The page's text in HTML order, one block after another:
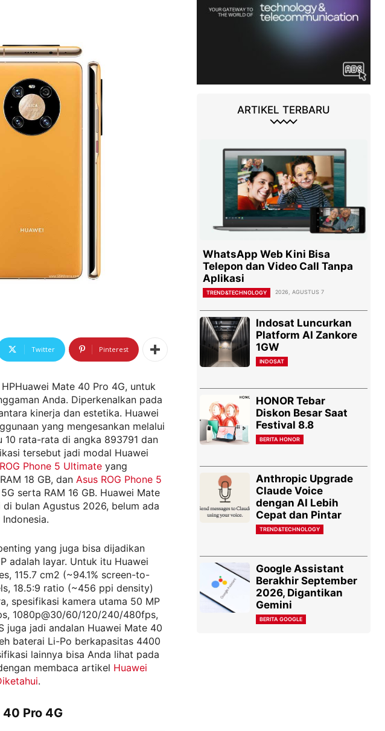
Twitter Pinterest
Mate 40 Pro 4G, untuk
Anda. Diperkenalkan pada
kinerja dan estetika. Huawei
yang mengesankan melalui
rata-rata di angka 893791 dan
tersebut jadi modal Huawei
Phone 5 Ultimate yang
18 GB, dan Asus ROG Phone 5
serta RAM 16 GB. Huawei Mate
bulan Agustus 2026, belum ada
yang juga bisa dijadikan
adalah layar. Untuk itu Huawei
115.7 cm2 (~94.1% screen-to-
18.5:9 ratio (~456 ppi density)
spesifikasi kamera utama 50 MP
1080p@30/60/120/240/480fps,
juga jadi andalan Huawei Mate 40
baterai Li-Po berkapasitas 4400
lainnya bisa Anda lihat pada
membaca artikel Huawei
.
Pro 4G
ARTIKEL TERBARU
WhatsApp Web Kini Bisa
Telepon dan Video Call Tanpa
Aplikasi
TREND&TECHNOLOGY 2026, AGUSTUS 7
Indosat Luncurkan
Platform AI Zankore
1GW
INDOSAT
HONOR Tebar
Diskon Besar Saat
Festival 8.8
BERITA HONOR
Anthropic Upgrade
Claude Voice
dengan AI Lebih
Cepat dan Pintar
TREND&TECHNOLOGY
Google Assistant
Berakhir September
2026, Digantikan
Gemini
BERITA GOOGLE